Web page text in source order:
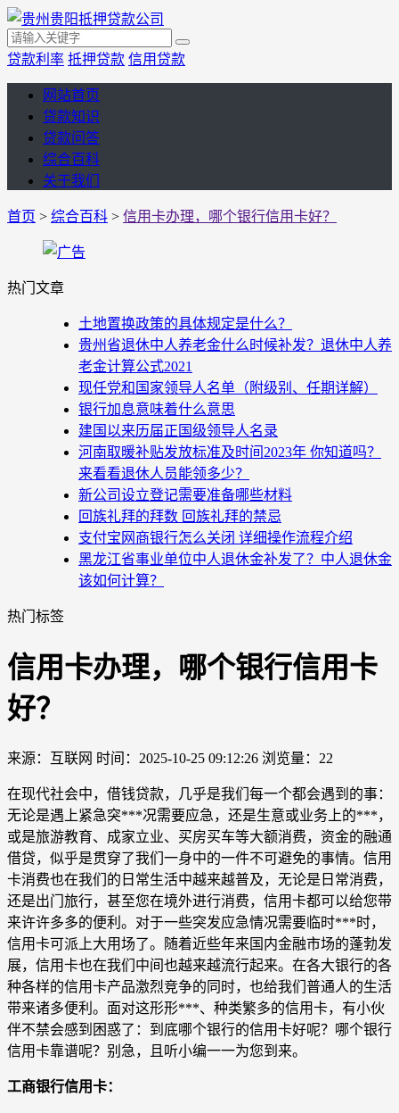
贷款利率 抵押贷款 信用贷款
网站首页
贷款知识
贷款问答
综合百科
关于我们
首页 > 综合百科 > 信用卡办理，哪个银行信用卡好？
热门文章
土地置换政策的具体规定是什么？
贵州省退休中人养老金什么时候补发？退休中人养
老金计算公式2021
现任党和国家领导人名单（附级别、任期详解）
银行加息意味着什么意思
建国以来历届正国级领导人名录
河南取暖补贴发放标准及时间2023年 你知道吗？
来看看退休人员能领多少？
新公司设立登记需要准备哪些材料
回族礼拜的拜数 回族礼拜的禁忌
支付宝网商银行怎么关闭 详细操作流程介绍
黑龙江省事业单位中人退休金补发了？中人退休金
该如何计算？
热门标签
信用卡办理，哪个银行信用卡
好？
来源：互联网 时间：2025-10-25 09:12:26 浏览量：22
在现代社会中，借钱贷款，几乎是我们每一个都会遇到的事：
无论是遇上紧急突***况需要应急，还是生意或业务上的***，
或是旅游教育、成家立业、买房买车等大额消费，资金的融通
借贷，似乎是贯穿了我们一身中的一件不可避免的事情。信用
卡消费也在我们的日常生活中越来越普及，无论是日常消费，
还是出门旅行，甚至您在境外进行消费，信用卡都可以给您带
来许许多多的便利。对于一些突发应急情况需要临时***时，
信用卡可派上大用场了。随着近些年来国内金融市场的蓬勃发
展，信用卡也在我们中间也越来越流行起来。在各大银行的各
种各样的信用卡产品激烈竞争的同时，也给我们普通人的生活
带来诸多便利。面对这形形***、种类繁多的信用卡，有小伙
伴不禁会感到困惑了：到底哪个银行的信用卡好呢？哪个银行
信用卡靠谱呢？别急，且听小编一一为您到来。
工商银行信用卡：